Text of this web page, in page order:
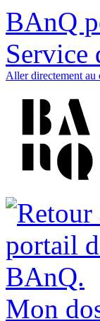
BAnQ
Service
Aller directement au
Mon